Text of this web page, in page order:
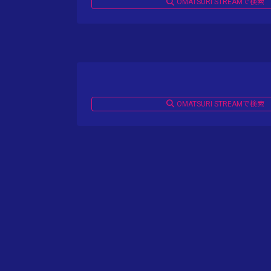
OMATSURI STREAMで検索
OMATSURI STREAMで検索